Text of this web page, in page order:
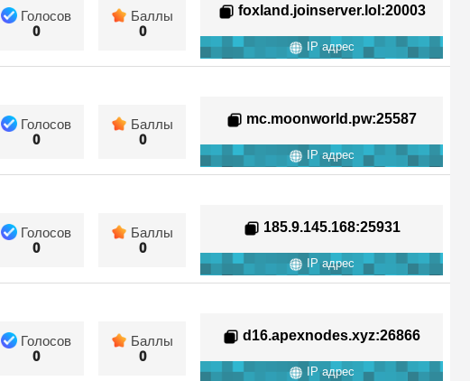
Голосов
0
Баллы
0
foxland.joinserver.lol :20003
IP адрес
Голосов
0
Баллы
0
mc.moonworld.pw:25587
IP адрес
Голосов
0
Баллы
0
185.9.145.168:25931
IP адрес
Голосов
0
Баллы
0
d16.apexnodes.xyz:26866
IP адрес